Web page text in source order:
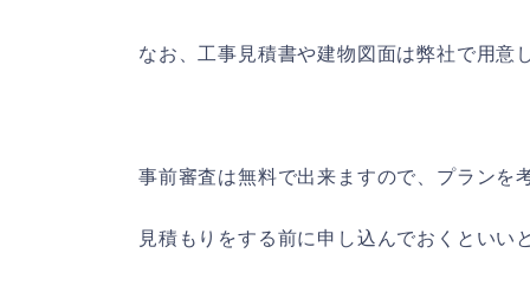
なお、工事見積書や建物図面は弊社で用意
事前審査は無料で出来ますので、プランを
見積もりをする前に申し込んでおくといい